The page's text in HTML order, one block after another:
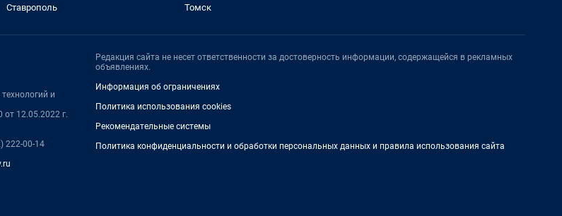
Ставрополь
Томск
и
12.05.2022 г.
222-00-14
Редакция сайта не несет ответственности за достоверность информации, содержащейся в рекламных
объявлениях.
Информация об ограничениях
Политика использования cookies
Рекомендательные системы
Политика конфиденциальности и обработки персональных данных и правила использования сайта